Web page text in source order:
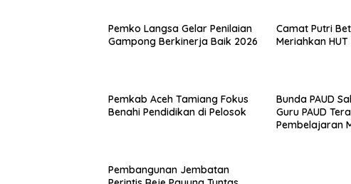
Pemko Langsa Gelar Penilaian
Gampong Berkinerja Baik 2026
Camat Putri
Meriahkan HUT
Pemkab Aceh Tamiang Fokus
Benahi Pendidikan di Pelosok
Bunda PAUD
Guru PAUD
Pembelajaran
Pembangunan Jembatan